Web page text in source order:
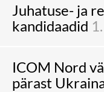
Juhatuse- ja
kandidaadid
ICOM Nord
pärast